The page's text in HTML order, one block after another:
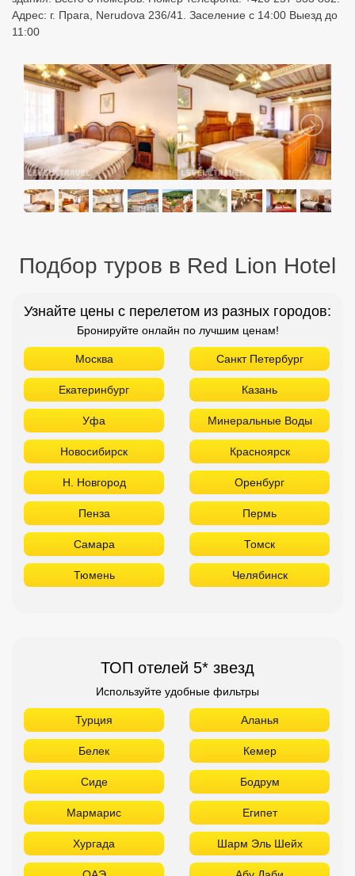
Адрес: г. Прага, Nerudova 236/41. Заселение с 14:00 Выезд до
11:00
Подбор туров в Red Lion Hotel
Узнайте цены с перелетом из разных городов:
Бронируйте онлайн по лучшим ценам!
Москва Санкт Петербург
Екатеринбург Казань
Уфа Минеральные Воды
Новосибирск Красноярск
Н. Новгород Оренбург
Пенза Пермь
Самара Томск
Тюмень Челябинск
ТОП отелей 5* звезд
Используйте удобные фильтры
Турция Аланья
Белек Кемер
Сиде Бодрум
Мармарис Египет
Хургада Шарм Эль Шейх